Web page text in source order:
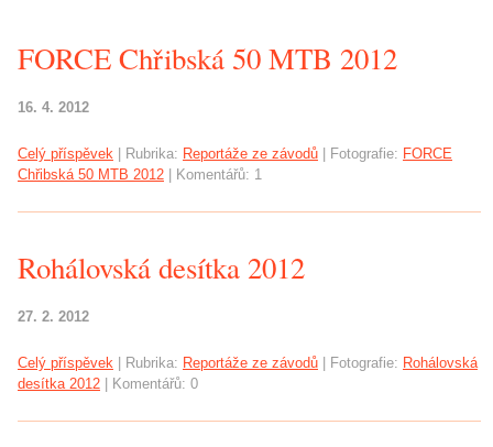
FORCE Chřibská 50 MTB 2012
16. 4. 2012
Celý příspěvek Rubrika: Reportáže ze závodů Fotografie: FORCE
Chřibská 50 MTB 2012
Komentářů: 1
Rohálovská desítka 2012
27. 2. 2012
Celý příspěvek Rubrika: Reportáže ze závodů Fotografie: Rohálovská
desítka 2012
Komentářů: 0